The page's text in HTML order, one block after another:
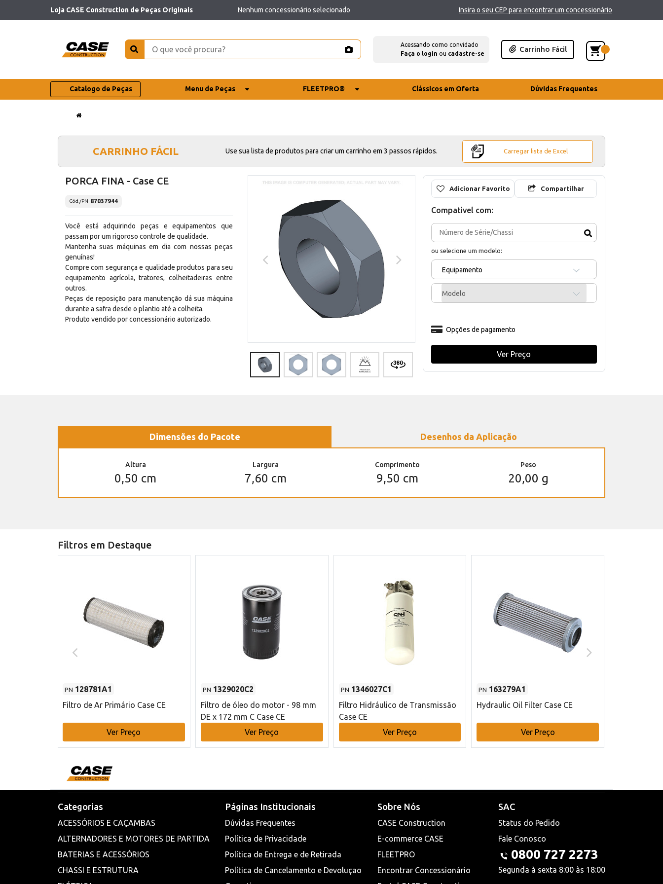
Loja CASE Construction de Peças Originais Nenhum concessionário selecionado Insira o seu CEP para encontrar um concessionário
Acessando como convidado
Faça o login ou cadastre-se
Carrinho Fácil
Catalogo de Peças Menu de Peças FLEETPRO® Clássicos em Oferta Dúvidas Frequentes
CARRINHO FÁCIL Use sua lista de produtos para criar um carrinho em 3 passos rápidos. Carregar lista de Excel
PORCA FINA - Case CE
Cód./PN 87037944
Você está adquirindo peças e equipamentos que
passam por um rigoroso controle de qualidade.
Mantenha suas máquinas em dia com nossas peças
genuínas!
Compre com segurança e qualidade produtos para seu
equipamento agrícola, tratores, colheitadeiras entre
outros.
Peças de reposição para manutenção dá sua máquina
durante a safra desde o plantio até a colheita.
Produto vendido por concessionário autorizado.
Adicionar Favorito Compartilhar
Compativel com:
ou selecione um modelo:
Equipamento
Modelo
Opções de pagamento
Ver Preço
Dimensões do Pacote Desenhos da Aplicação
Altura
0,50 cm
Largura
7,60 cm
Comprimento
9,50 cm
Peso
20,00 g
Filtros em Destaque
PN 128781A1
Filtro de Ar Primário Case CE
Ver Preço
PN 1329020C2
Filtro de óleo do motor - 98 mm
DE x 172 mm C Case CE
Ver Preço
PN 1346027C1
Filtro Hidráulico de Transmissão
Case CE
Ver Preço
PN 163279A1
Hydraulic Oil Filter Case CE
Ver Preço
Categorias
ACESSÓRIOS E CAÇAMBAS
ALTERNADORES E MOTORES DE PARTIDA
BATERIAS E ACESSÓRIOS
CHASSI E ESTRUTURA
Páginas Institucionais
Dúvidas Frequentes
Política de Privacidade
Política de Entrega e de Retirada
Política de Cancelamento e Devoluçao
Sobre Nós
CASE Construction
E-commerce CASE
FLEETPRO
Encontrar Concessionário
SAC
Status do Pedido
Fale Conosco
0800 727 2273
Segunda à sexta 8:00 às 18:00